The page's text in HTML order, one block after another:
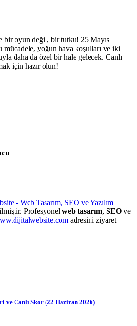
bir oyun değil, bir tutku! 25 Mayıs
mücadele, yoğun hava koşulları ve iki
daha da özel bir hale gelecek. Canlı
için hazır olun!
- Web Tasarım, SEO ve Yazılım
Profesyonel web tasarım, SEO ve
adresini ziyaret
ve Canlı Skor (22 Haziran 2026)